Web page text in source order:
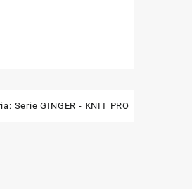
Serie GINGER - KNIT PRO